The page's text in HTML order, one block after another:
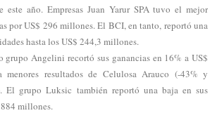
este año. Empresas Juan Yarur SPA tuvo el mejor
por US$ 296 millones. El BCI, en tanto, reportó una
hasta los US$ 244,3 millones.
Angelini recortó sus ganancias en 16% a US$
resultados de Celulosa Arauco (-43% y
El grupo Luksic también reportó una baja en sus
884 millones.